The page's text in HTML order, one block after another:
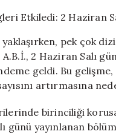
pek çok
2 Haziran Salı
geldi. Bu
artırmasına
birinciliği
günü yayınlanan